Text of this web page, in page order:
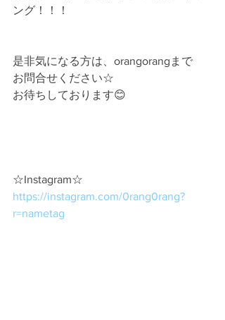
ング！！！
是非気になる方は、orangorangまで
お問合せください☆
お待ちしております😊
☆Instagram☆
https://instagram.com/0rang0rang?
r=nametag